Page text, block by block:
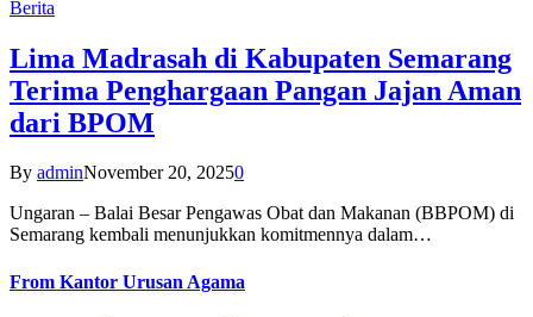
Berita
Lima Madrasah di Kabupaten Semarang
Terima Penghargaan Pangan Jajan Aman
dari BPOM
By adminNovember 20, 20250
Ungaran – Balai Besar Pengawas Obat dan Makanan (BBPOM) di
Semarang kembali menunjukkan komitmennya dalam…
From Kantor Urusan Agama